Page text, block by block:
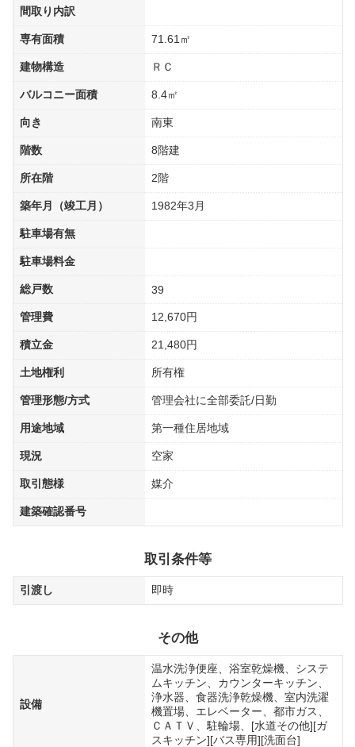
間取り内訳
専有面積 71.61㎡
建物構造 ＲＣ
バルコニー面積 8.4㎡
向き 南東
階数 8階建
所在階 2階
築年月（竣工月） 1982年3月
駐車場有無
駐車場料金
総戸数 39
管理費 12,670円
積立金 21,480円
土地権利 所有権
管理形態/方式 管理会社に全部委託/日勤
用途地域 第一種住居地域
現況 空家
取引態様 媒介
建築確認番号
取引条件等
引渡し 即時
その他
設備
温水洗浄便座、浴室乾燥機、システ
ムキッチン、カウンターキッチン、
浄水器、食器洗浄乾燥機、室内洗濯
機置場、エレベーター、都市ガス、
ＣＡＴＶ、駐輪場、[水道その他][ガ
スキッチン][バス専用][洗面台]